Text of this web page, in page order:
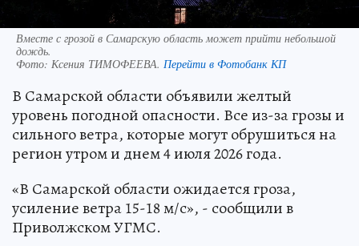
Вместе с грозой в Самарскую область может прийти небольшой
дождь.
Фото: Ксения ТИМОФЕЕВА. Перейти в Фотобанк КП
В Самарской области объявили желтый
уровень погодной опасности. Все из-за грозы и
сильного ветра, которые могут обрушиться на
регион утром и днем 4 июля 2026 года.
«В Самарской области ожидается гроза,
усиление ветра 15-18 м/с», - сообщили в
Приволжском УГМС.